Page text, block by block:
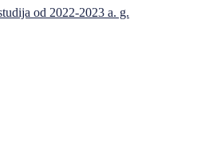
od 2022-2023 a. g.